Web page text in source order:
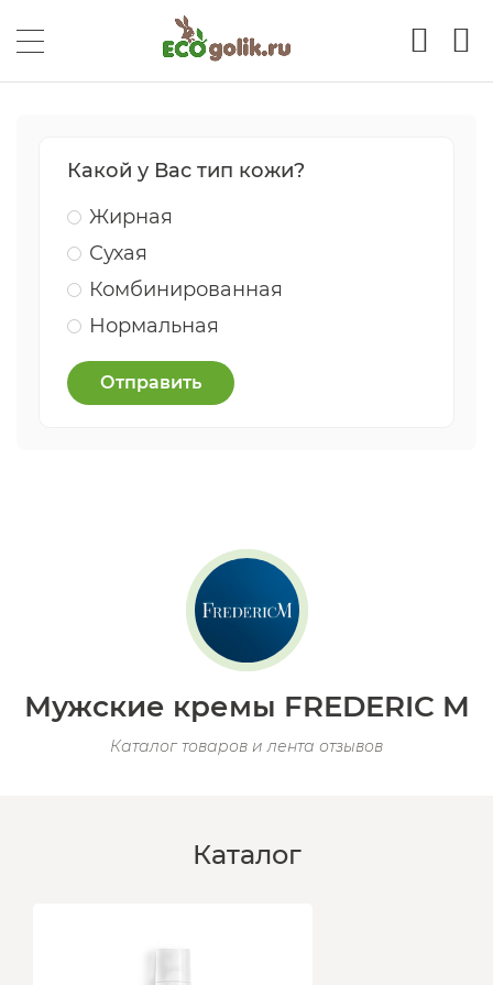
Какой у Вас тип кожи?
Жирная
Сухая
Комбинированная
Нормальная
Отправить
Мужские кремы FREDERIC M
Каталог товаров и лента отзывов
Каталог